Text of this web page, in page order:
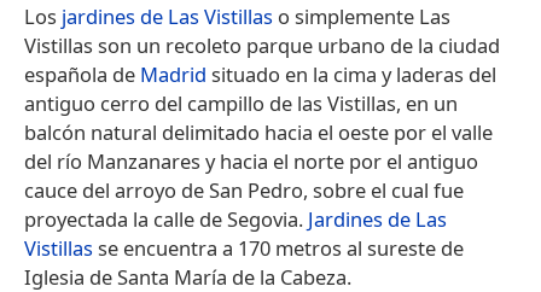
Los jardines de Las Vistillas o simplemente Las
Vistillas son un recoleto parque urbano de la ciudad
española de Madrid situado en la cima y laderas del
antiguo cerro del campillo de las Vistillas, en un
balcón natural delimitado hacia el oeste por el valle
del río Manzanares y hacia el norte por el antiguo
cauce del arroyo de San Pedro, sobre el cual fue
proyectada la calle de Segovia. Jardines de Las
Vistillasse encuentra a 170 metros al sureste de
Iglesia de Santa María de la Cabeza.